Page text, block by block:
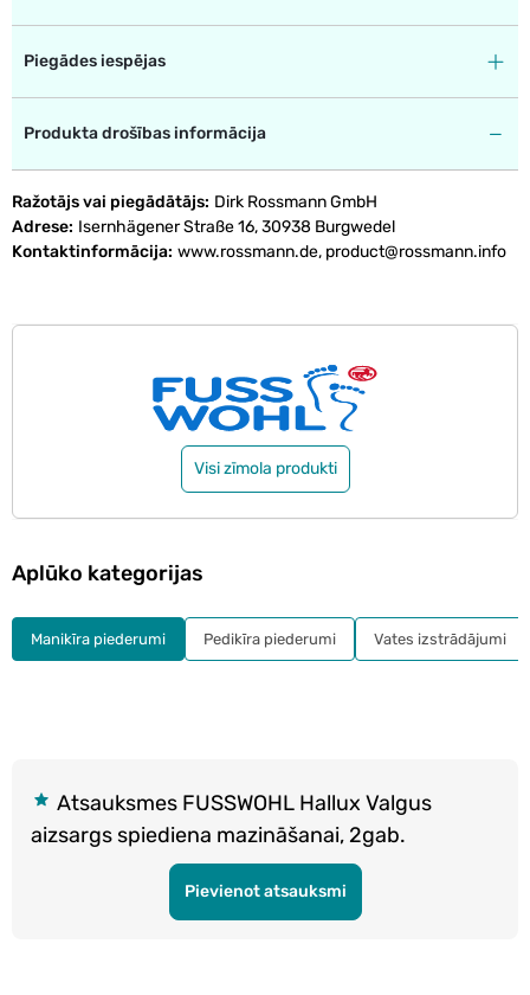
Piegādes iespējas
Produkta drošības informācija
Ražotājs vai piegādātājs Dirk Rossmann GmbH
Adrese Isernhägener Straße 16, 30938 Burgwedel
Kontaktinformācija www.rossmann.de, product@rossmann.info
Visi zīmola produkti
Atsauksmes FUSSWOHL Hallux Valgus
aizsargs spiediena mazināšanai, 2gab.
Pievienot atsauksmi
Aplūko kategorijas
Manikīra piederumi Pedikīra piederumi Vates izstrādājumi